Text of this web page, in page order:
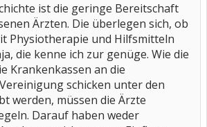
ist die geringe Bereitschaft
Ärzten. Die überlegen sich, ob
Physiotherapie und Hilfsmitteln
die kenne ich zur genüge. Wie die
Krankenkassen an die
schicken unter den
werden, müssen die Ärzte
Darauf haben weder